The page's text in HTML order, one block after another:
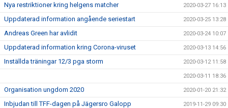
Nya restriktioner kring helgens matcher 2020-03-27 16:13
Uppdaterad information angående seriestart 2020-03-25 13:28
Andreas Green har avlidit 2020-03-24 10:07
Uppdaterad information kring Corona-viruset 2020-03-13 14:56
Inställda träningar 12/3 pga storm 2020-03-12 11:58
2020-03-11 18:36
Organisation ungdom 2020 2020-01-20 21:32
Inbjudan till TFF-dagen på Jägersro Galopp 2019-11-29 09:30